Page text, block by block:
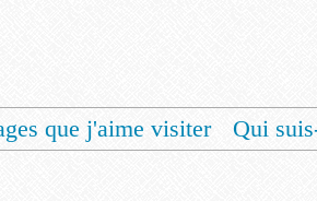
que j'aime visiter
Qui